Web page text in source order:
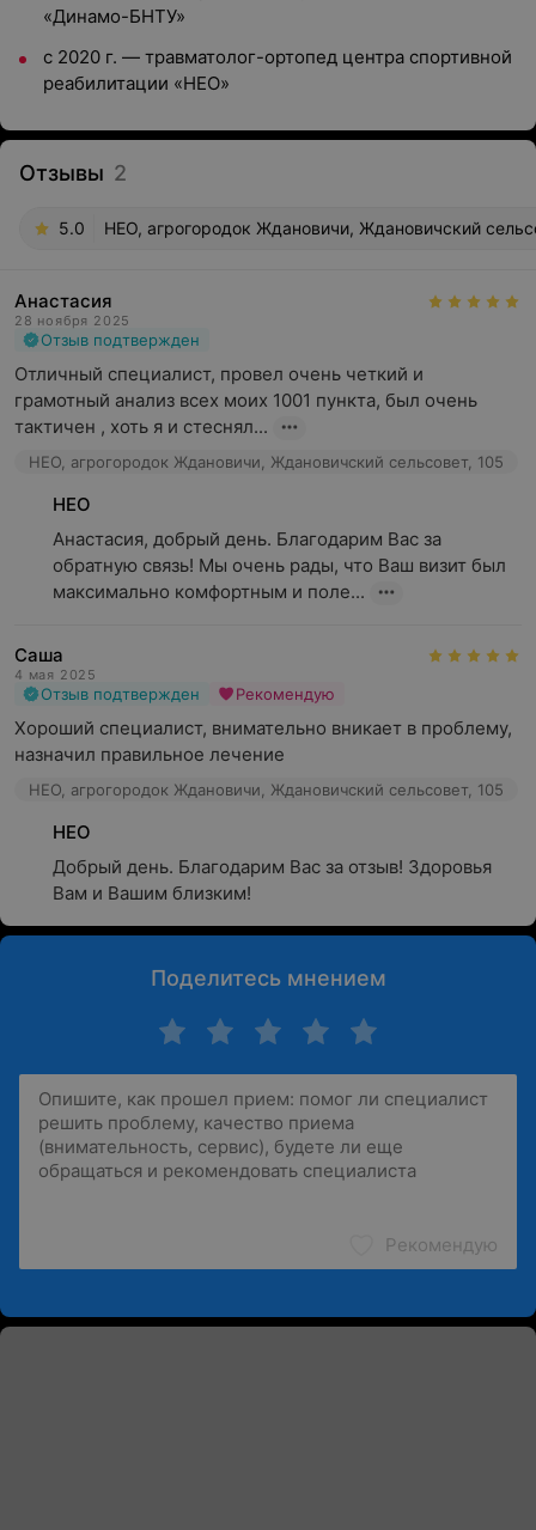
«Динамо-БНТУ»
с 2020 г. — травматолог-ортопед центра спортивной
реабилитации «НЕО»
Отзывы 2
5.0 НЕО, агрогородок Ждановичи, Ждановичский
Анастасия
28 ноября 2025
Отзыв подтвержден
Отличный специалист, провел очень четкий и
грамотный анализ всех моих 1001 пункта, был очень
тактичен , хоть я и стеснял...
НЕО, агрогородок Ждановичи, Ждановичский сельсовет, 105
НЕО
Анастасия, добрый день. Благодарим Вас за
обратную связь! Мы очень рады, что Ваш визит был
максимально комфортным и поле...
Саша
4 мая 2025
Отзыв подтвержден Рекомендую
Хороший специалист, внимательно вникает в проблему,
назначил правильное лечение
НЕО, агрогородок Ждановичи, Ждановичский сельсовет, 105
НЕО
Добрый день. Благодарим Вас за отзыв! Здоровья
Вам и Вашим близким!
Поделитесь мнением
Рекомендую